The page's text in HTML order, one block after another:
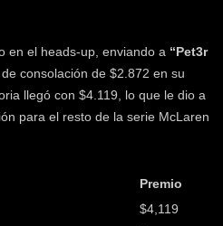
en el heads-up, enviando a “Pet3r
consolación de $2.872 en su
llegó con $4.119, lo que le dio a
para el resto de la serie McLaren
Premio
$4,119